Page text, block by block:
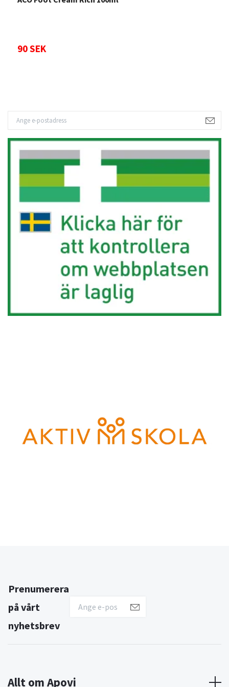
90 SEK
Prenumerera
på vårt
nyhetsbrev
Allt om Apovi